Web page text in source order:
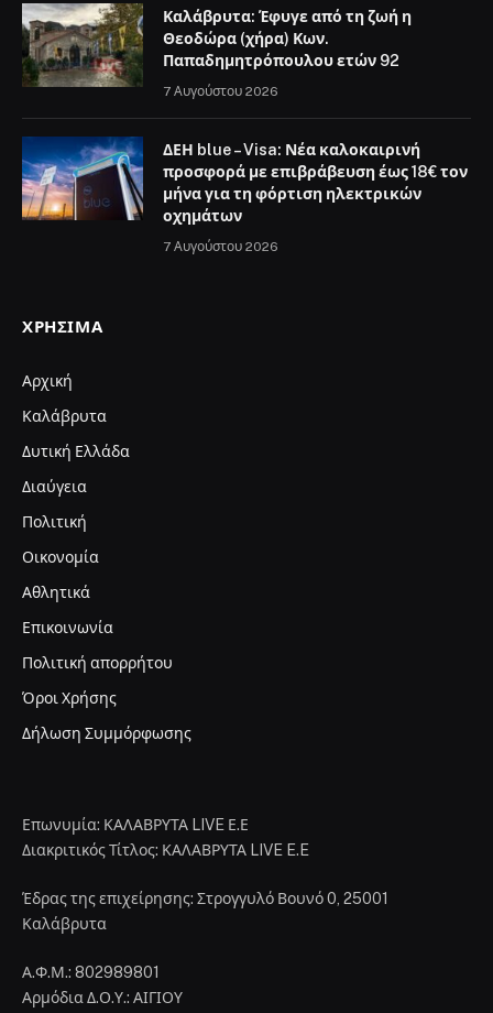
Καλάβρυτα: Έφυγε από τη ζωή η
Θεοδώρα (χήρα) Κων.
Παπαδημητρόπουλου ετών 92
7 Αυγούστου 2026
ΔΕΗ blue – Visa: Νέα καλοκαιρινή
προσφορά με επιβράβευση έως 18€ τον
μήνα για τη φόρτιση ηλεκτρικών
οχημάτων
7 Αυγούστου 2026
ΧΡΉΣΙΜΑ
Αρχική
Καλάβρυτα
Δυτική Ελλάδα
Διαύγεια
Πολιτική
Οικονομία
Αθλητικά
Επικοινωνία
Πολιτική απορρήτου
Όροι Χρήσης
Δήλωση Συμμόρφωσης
Επωνυμία: ΚΑΛΑΒΡΥΤΑ LIVE Ε.Ε
Διακριτικός Τίτλος: ΚΑΛΑΒΡΥΤΑ LIVE E.E
Έδρας της επιχείρησης: Στρογγυλό Βουνό 0, 25001
Καλάβρυτα
Α.Φ.Μ.: 802989801
Αρμόδια Δ.Ο.Υ.: ΑΙΓΙΟΥ